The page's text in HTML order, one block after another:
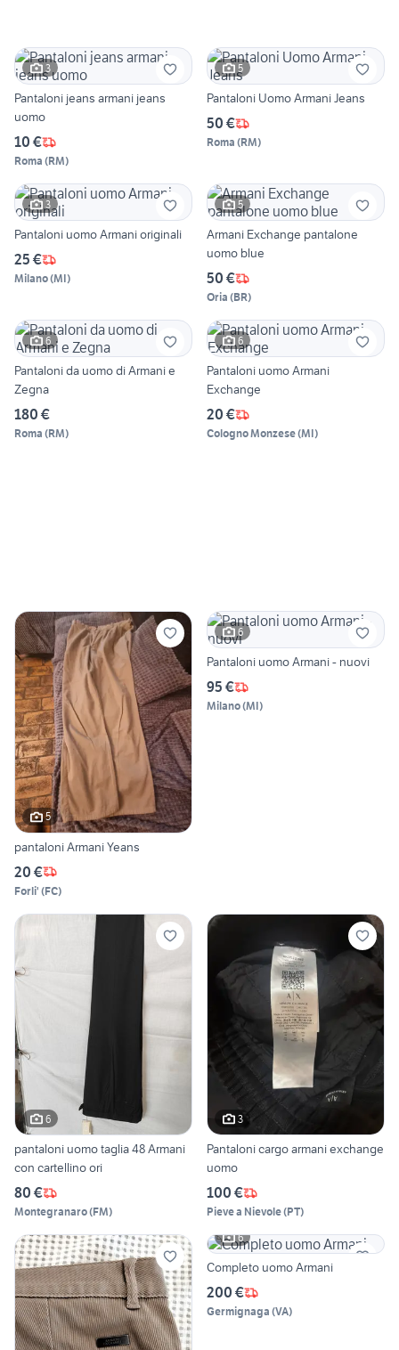
3
Pantaloni jeans armani jeans
uomo
10 €
Roma (RM)
5
Pantaloni Uomo Armani Jeans
50 €
Roma (RM)
3
Pantaloni uomo Armani originali
25 €
Milano(MI)
5
Armani Exchange pantalone
uomo blue
50 €
Oria (BR)
6
Pantaloni da uomo di Armani e
Zegna
180 €
Roma (RM)
6
Pantaloni uomo Armani
Exchange
20 €
Cologno Monzese(MI)
5
pantaloni Armani Yeans
20 €
Forli' (FC)
6
Pantaloni uomo Armani - nuovi
95 €
Milano(MI)
6
pantaloni uomo taglia 48 Armani
con cartellino ori
80 €
Montegranaro(FM)
3
Pantaloni cargo armani exchange
uomo
100 €
Pieve a Nievole(PT)
6
Completo uomo Armani
200 €
Germignaga (VA)